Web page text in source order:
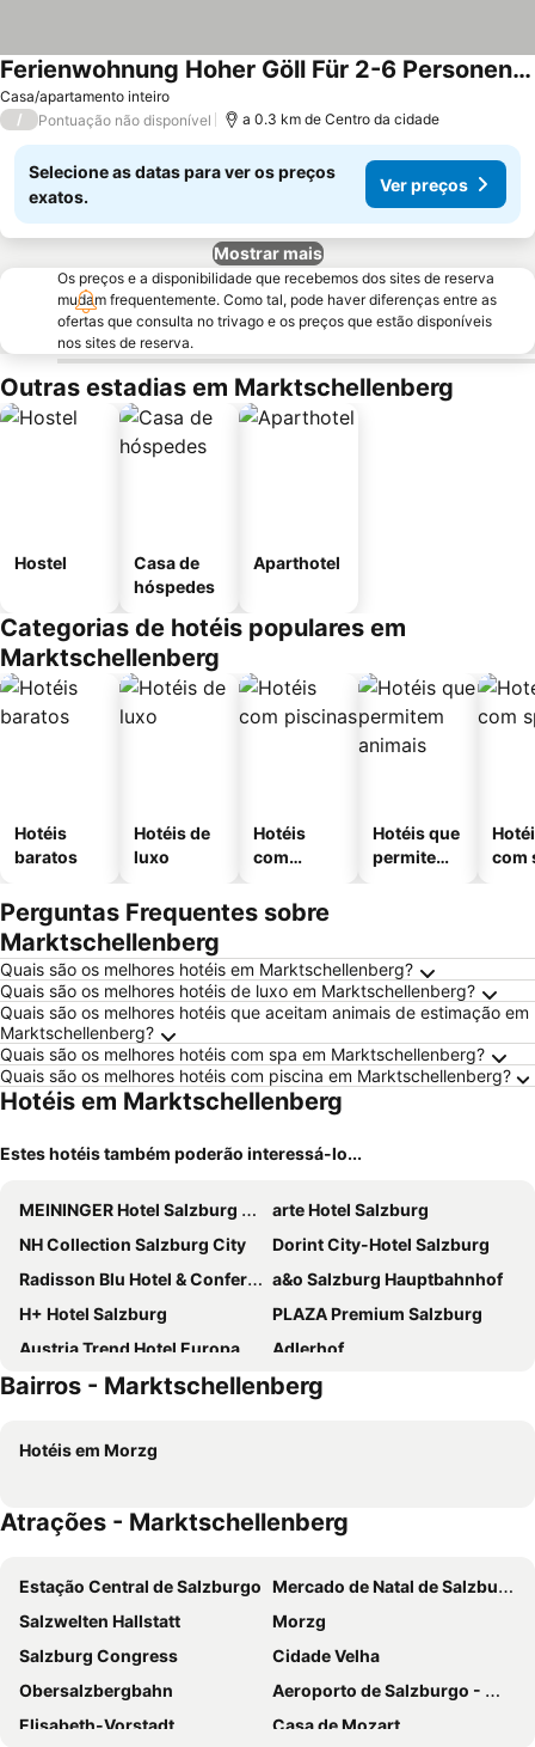
Casa/apartamento inteiro
Ferienwohnung Hoher Göll Für 2-6 Personen, 85 Qm
/ Pontuação não disponível a 0.3 km de Centro da cidade
Selecione as datas para ver os preços
exatos.
Ver preços
Mostrar mais
Os preços e a disponibilidade que recebemos dos sites de reserva
mudam frequentemente. Como tal, pode haver diferenças entre as
ofertas que consulta no trivago e os preços que estão disponíveis
nos sites de reserva.
Outras estadias em Marktschellenberg
Hostel
Casa de
hóspedes
Aparthotel
Categorias de hotéis populares em
Marktschellenberg
Hotéis
baratos
Hotéis de
luxo
Hotéis
com
Hotéis que
permitem
com
Perguntas Frequentes sobre
Marktschellenberg
Quais são os melhores hotéis em Marktschellenberg?
Quais são os melhores hotéis de luxo em Marktschellenberg?
Quais são os melhores hotéis que aceitam animais de estimação em
Marktschellenberg?
Quais são os melhores hotéis com spa em Marktschellenberg?
Quais são os melhores hotéis com piscina em Marktschellenberg?
Hotéis em Marktschellenberg
Estes hotéis também poderão interessá-lo...
MEININGER Hotel Salzburg City Center
arte Hotel Salzburg
NH Collection Salzburg City
Dorint City-Hotel Salzburg
Radisson Blu Hotel & Conference Centre, Salzburg
a&o Salzburg Hauptbahnhof
H+ Hotel Salzburg
PLAZA Premium Salzburg
Austria Trend Hotel Europa Salzburg
Adlerhof
Cocoon Salzburg
Hotel Max 70
Hotel Vogelweiderhof
ARCOTEL Castellani Salzburg
Altstadthotel Kasererbräu
Imlauer Hotel Pitter Salzburg
HYPERION Hotel Salzburg
Holiday Inn Salzburg City By Ihg
Hotel Das Junior by MAX 70
harry's home Salzburg
The Passenger, a Tribute Portfolio Hotel
B&B Hotel Salzburg-Nord
Hotel am Mirabellplatz
Hotel Scherer
B&B HOTEL Salzburg-Süd
Bairros - Marktschellenberg
Hotéis em Morzg
Atrações - Marktschellenberg
Estação Central de Salzburgo Mercado de Natal de Salzburgo
Salzwelten Hallstatt
Morzg
Salzburg Congress
Cidade Velha
Obersalzbergbahn
Aeroporto de Salzburgo - WA Mozart
Elisabeth-Vorstadt
Casa de Mozart